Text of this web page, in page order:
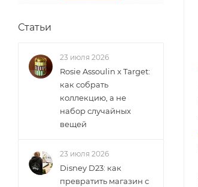
Статьи
23 июля 2026
Rosie Assoulin x Target:
как собрать
коллекцию, а не
набор случайных
вещей
23 июля 2026
Disney D23: как
превратить магазин с